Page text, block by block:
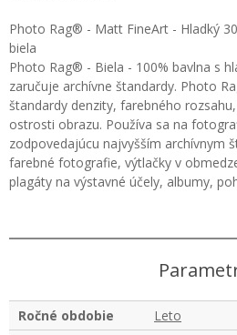
Photo Rag® - Matt FineArt - Hladký
biela
Photo Rag® - Biela - 100% bavlna s
zaručuje archívne štandardy. Photo
štandardy denzity, farebného
ostrosti obrazu. Používa sa na
zodpovedajúcu najvyšším archívnym
farebné fotografie, výtlačky v
plagáty na výstavné účely, albumy,
Ročné obdobie
Leto